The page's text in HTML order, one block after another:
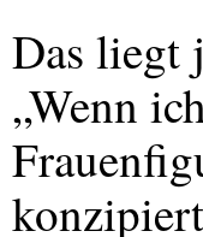
Das liegt
„Wenn